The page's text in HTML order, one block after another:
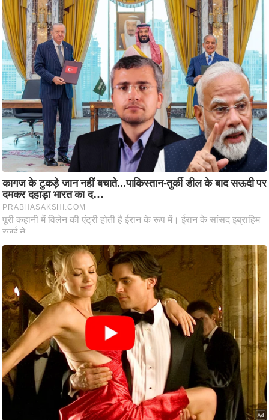
न
शि
प
रा
ज
नी
ति
वि
श्ले
ष
ण
स
म
सा
म
यि
क
मा
तृ
भू
मि
स्तं
भ
ए